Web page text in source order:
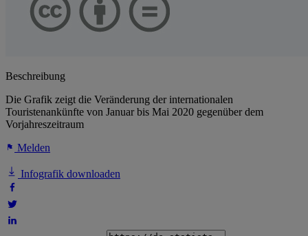
Beschreibung
Die Grafik zeigt die Veränderung der internationalen
Touristenankünfte von Januar bis Mai 2020 gegenüber dem
Vorjahreszeitraum
Melden
Infografik downloaden